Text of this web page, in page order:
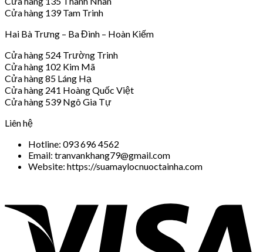
Cửa hàng 139 Tam Trinh
Hai Bà Trưng – Ba Đình – Hoàn Kiếm
Cửa hàng 524 Trường Trinh
Cửa hàng 102 Kim Mã
Cửa hàng 85 Láng Hạ
Cửa hàng 241 Hoàng Quốc Việt
Cửa hàng 539 Ngô Gia Tự
Liên hệ
Hotline: 093 696 4562
Email: tranvankhang79@gmail.com
Website: https://suamaylocnuoctainha.com